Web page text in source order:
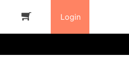
Login